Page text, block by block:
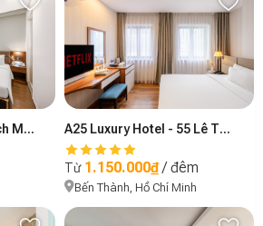
A25 Luxury Hotel - Cách Mạng Tháng 8 A25 Luxury Hotel - 55 Lê Thị Hồng Gấm
Từ 1.150.000₫/ đêm
Bến Thành, Hồ Chí Minh